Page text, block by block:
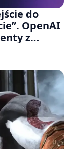
do
OpenAI
z